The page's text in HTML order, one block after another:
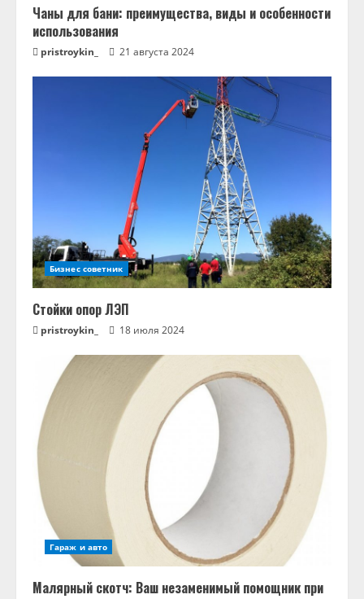
Чаны для бани: преимущества, виды и особенности
использования
pristroykin_ 21 августа 2024
Бизнес советник
Стойки опор ЛЭП
pristroykin_ 18 июля 2024
Гараж и авто
Малярный скотч: Ваш незаменимый помощник при